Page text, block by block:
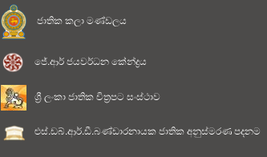
ජාතික කලා මණ්ඩලය
ජේ.ආර් ජයවර්ධන කේන්ද්‍රය
ශ්‍රී ලංකා ජාතික චිත්‍රපට සංස්ථාව
ළුස්.ඩබ්.ආර්.ඩී.බණ්ඩාරනායක ජාතික අනුස්මරණ පදනම